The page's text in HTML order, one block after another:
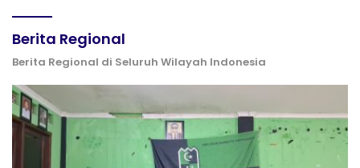
Berita Regional
Berita Regional di Seluruh Wilayah Indonesia